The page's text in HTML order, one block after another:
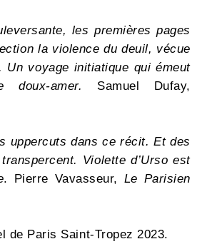
les premières pages
la violence du deuil, vécue
Un voyage initiatique qui émeut
amer.
Samuel Dufay,
uppercuts dans ce récit. Et des
Violette d’Urso est
. Pierre Vavasseur, Le Parisien
de Paris Saint-Tropez 2023.